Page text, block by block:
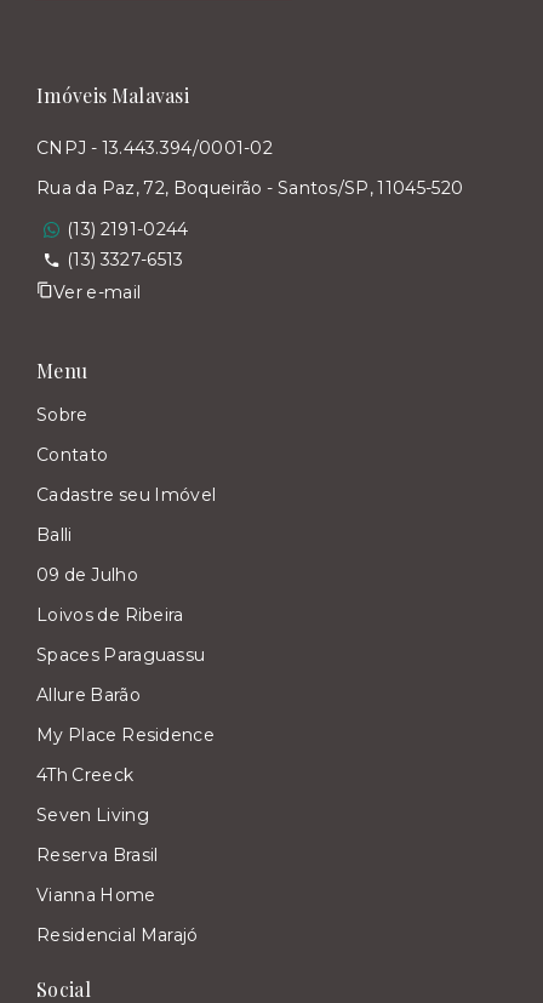
Imóveis Malavasi
CNPJ - 13.443.394/0001-02
Rua da Paz, 72, Boqueirão - Santos/SP, 11045-520
(13) 2191-0244
(13) 3327-6513
Ver e-mail
Menu
Sobre
Contato
Cadastre seu Imóvel
Balli
09 de Julho
Loivos de Ribeira
Spaces Paraguassu
Allure Barão
My Place Residence
4Th Creeck
Seven Living
Reserva Brasil
Vianna Home
Residencial Marajó
Social